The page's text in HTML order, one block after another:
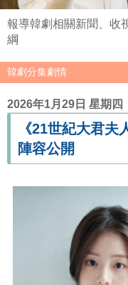
報導韓劇相關新聞、收
綱
2026年1月29日 星期四
《21世紀大君
陣容公開